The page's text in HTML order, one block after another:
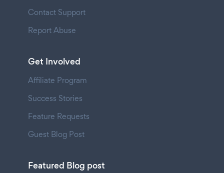
Contact Support
Report Abuse
Get Involved
Affiliate Program
Success Stories
Feature Requests
Guest Blog Post
Featured Blog post